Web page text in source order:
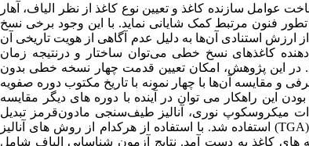
سازنده کاغذ و تعیین نوع کاغذ از نظر الیاف، آهار
فنون مرتبط کمک شایانی نماید. با این وجود برخی نسخ
استنادی آن‌ها به دلیل عدم آگاهی از هویت تاریخی آن
کاغذهای نسخ خطی می‌توان ساختار و درنتیجه زمان
در این پژوهش، امکان تعیین قدمت چهار نسخه خطی بدون
و مقایسه آن‌ها با چهار نمونه با تاریخ مکتوب دوره صفویه
این راهکار می توان در آینده با دوره های دیگر مقایسه
میکروسکوپ نوری، آنالیز طیف‌سنجی مادون‌قرمز تبدیل
فوریه (FTIR)، آنالیز گرماسنجی روبشی تفاضلی (DSC) و آنالیز وزن سنجی حرارتی (TGA) استفاده شد. با استفاده از هرکدام از روش های آنالیز
کاغذ به دست آمد. نتایج آزمون شناسایی الیاف شامل